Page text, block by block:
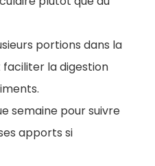
portions dans la
la digestion
semaine pour suivre
apports si